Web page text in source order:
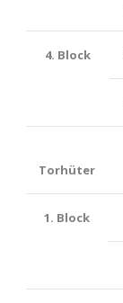
4. Block
Torhüter
1. Block